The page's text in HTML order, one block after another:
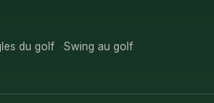
du golf Swing au golf